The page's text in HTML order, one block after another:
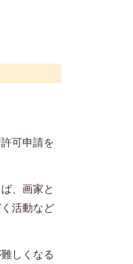
可申請を
、画家と
活動など
しくなる